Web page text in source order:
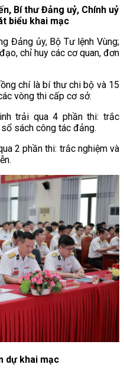
Bí thư Đảng uỷ, Chính uỷ
biểu khai mạc
Đảng ủy, Bộ Tư lệnh Vùng;
chỉ huy các cơ quan, đơn
chí là bí thư chi bộ và 15
vòng thi cấp cơ sở.
trải qua 4 phần thi: trắc
sách công tác đảng.
2 phần thi: trắc nghiệm và
dự khai mạc